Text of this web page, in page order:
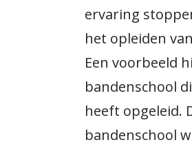
ervaring
het opleiden
Een voorbeeld
bandenschool
heeft opgeleid.
bandenschool